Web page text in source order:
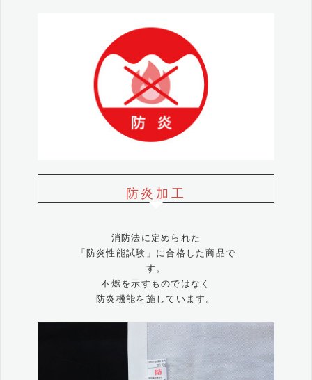
防炎加工
消防法に定められた
「防炎性能試験」に合格した商品で
す。
不燃を示すものではなく
防炎機能を施しています。